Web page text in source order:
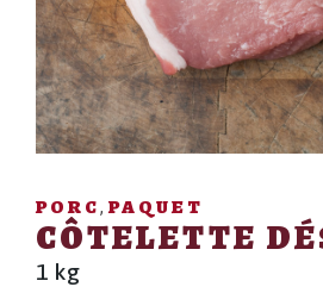
PORC, PAQUET
CÔTELETTE
1 kg